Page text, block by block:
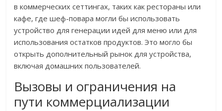
в коммерческих сеттингах, таких как рестораны или
кафе, где шеф-повара могли бы использовать
устройство для генерации идей для меню или для
использования остатков продуктов. Это могло бы
открыть дополнительный рынок для устройства,
включая домашних пользователей.
Вызовы и ограничения на
пути коммерциализации